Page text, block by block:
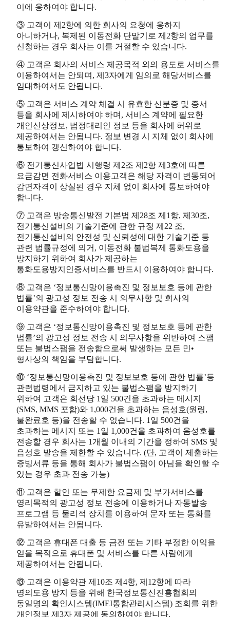
이에 응하여야 합니다.
③ 고객이 제2항에 의한 회사의 요청에 응하지
아니하거나, 복제된 이동전화 단말기로 제2항의 업무를
신청하는 경우 회사는 이를 거절할 수 있습니다.
④ 고객은 회사의 서비스 제공목적 외의 용도로 서비스를
이용하여서는 안되며, 제3자에게 임의로 해당서비스를
임대하여서도 안됩니다.
⑤ 고객은 서비스 계약 체결 시 유효한 신분증 및 증서
등을 회사에 제시하여야 하며, 서비스 계약에 필요한
개인신상정보, 법정대리인 정보 등을 회사에 허위로
제공하여서는 안됩니다. 정보 변경 시 지체 없이 회사에
통보하여 갱신하여야 합니다.
⑥ 전기통신사업법 시행령 제2조 제2항 제3호에 따른
요금감면 전화서비스 이용고객은 해당 자격이 변동되어
감면자격이 상실된 경우 지체 없이 회사에 통보하여야
합니다.
⑦ 고객은 방송통신발전 기본법 제28조 제1항, 제30조,
전기통신설비의 기술기준에 관한 규정 제22 조,
전기통신설비의 안전성 및 신뢰성에 대한 기술기준 등
관련 법률규정에 의거, 이동전화 불법복제 통화도용을
방지하기 위하여 회사가 제공하는
통화도용방지인증서비스를 반드시 이용하여야 합니다.
⑧ 고객은 ‘정보통신망이용촉진 및 정보보호 등에 관한
법률’의 광고성 정보 전송 시 의무사항 및 회사의
이용약관을 준수하여야 합니다.
⑨ 고객은 ‘정보통신망이용촉진 및 정보보호 등에 관한
법률’의 광고성 정보 전송 시 의무사항을 위반하여 스팸
또는 불법스팸을 전송함으로써 발생하는 모든 민•
형사상의 책임을 부담합니다.
⑩ ‘정보통신망이용촉진 및 정보보호 등에 관한 법률’등
관련법령에서 금지하고 있는 불법스팸을 방지하기
위하여 고객은 회선당 1일 500건을 초과하는 메시지
(SMS, MMS 포함)와 1,000건을 초과하는 음성호(원링,
불완료호 등)을 전송할 수 없습니다. 1일 500건을
초과하는 메시지 또는 1일 1,000건을 초과하여 음성호를
전송할 경우 회사는 1개월 이내의 기간을 정하여 SMS 및
음성호 발송을 제한할 수 있습니다. (단, 고객이 제출하는
증빙서류 등을 통해 회사가 불법스팸이 아님을 확인할 수
있는 경우 초과 전송 가능)
⑪ 고객은 할인 또는 무제한 요금제 및 부가서비스를
영리목적의 광고성 정보 전송에 이용하거나 자동발송
프로그램 등 물리적 장치를 이용하여 문자 또는 통화를
유발하여서는 안됩니다.
⑫ 고객은 휴대폰 대출 등 금전 또는 기타 부정한 이익을
얻을 목적으로 휴대폰 및 서비스를 다른 사람에게
제공하여서는 안됩니다.
⑬ 고객은 이용약관 제10조 제4항, 제12항에 따라
명의도용 방지 등을 위해 한국정보통신진흥협회의
동일명의 확인시스템(IMEI통합관리시스템) 조회를 위한
개인정보 제3자 제공에 동의하여야 합니다.